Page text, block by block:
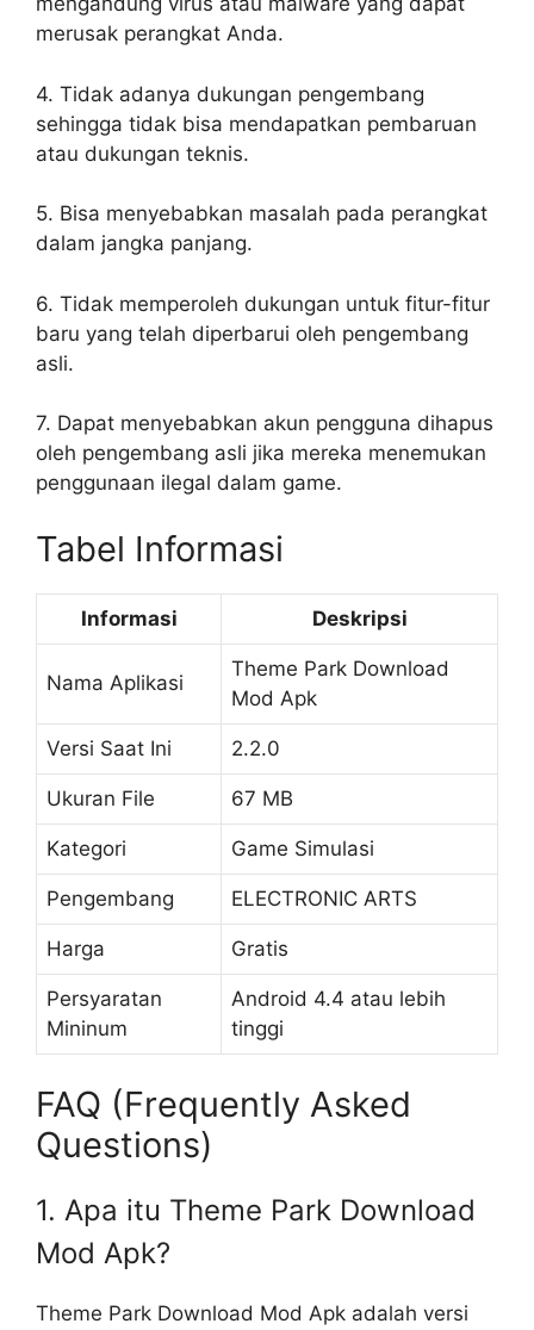
merusak perangkat Anda.
4. Tidak adanya dukungan pengembang
sehingga tidak bisa mendapatkan pembaruan
atau dukungan teknis.
5. Bisa menyebabkan masalah pada perangkat
dalam jangka panjang.
6. Tidak memperoleh dukungan untuk fitur-fitur
baru yang telah diperbarui oleh pengembang
asli.
7. Dapat menyebabkan akun pengguna dihapus
oleh pengembang asli jika mereka menemukan
penggunaan ilegal dalam game.
Tabel Informasi
Informasi Deskripsi
Nama Aplikasi
Theme Park Download
Mod Apk
Versi Saat Ini 2.2.0
Ukuran File 67 MB
Kategori Game Simulasi
Pengembang ELECTRONIC ARTS
Harga Gratis
Persyaratan
Mininum
Android 4.4 atau lebih
tinggi
FAQ (Frequently Asked
Questions)
1. Apa itu Theme Park Download
Mod Apk?
Theme Park Download Mod Apk adalah versi